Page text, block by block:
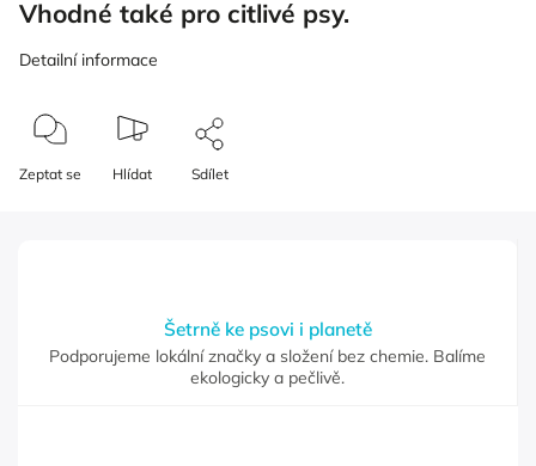
Vhodné také pro citlivé psy.
Detailní informace
Zeptat se Hlídat Sdílet
Šetrně ke psovi i planetě
Podporujeme lokální značky a složení bez chemie. Balíme
ekologicky a pečlivě.